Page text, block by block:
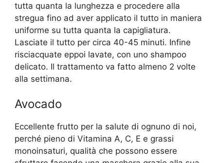
tutta quanta la lunghezza e procedere alla
stregua fino ad aver applicato il tutto in maniera
uniforme su tutta quanta la capigliatura.
Lasciate il tutto per circa 40-45 minuti. Infine
risciacquate eppoi lavate, con uno shampoo
delicato. Il trattamento va fatto almeno 2 volte
alla settimana.
Avocado
Eccellente frutto per la salute di ognuno di noi,
perché pieno di Vitamina A, C, E e grassi
monoinsaturi, qualità che possono essere